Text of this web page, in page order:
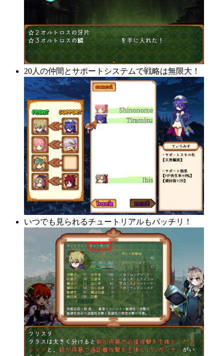
20人の仲間とサポートシステムで戦略は無限大！
いつでも見られるチュートリアルもバッチリ！